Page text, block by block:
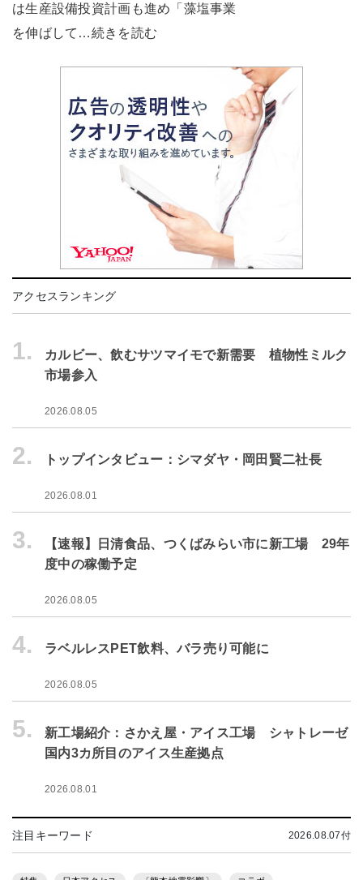
は生産設備投資計画も進め「藻塩事業
を伸ばして…続きを読む
アクセスランキング
1.
カルビー、飲むサツマイモで新需要 植物性ミルク
市場参入
2026.08.05
2. トップインタビュー：シマダヤ・岡田賢二社長
2026.08.01
3.
【速報】日清食品、つくばみらい市に新工場 29年
度中の稼働予定
2026.08.05
4. ラベルレスPET飲料、バラ売り可能に
2026.08.05
5.
新工場紹介：さかえ屋・アイス工場 シャトレーゼ
国内3カ所目のアイス生産拠点
2026.08.01
注目キーワード 2026.08.07付